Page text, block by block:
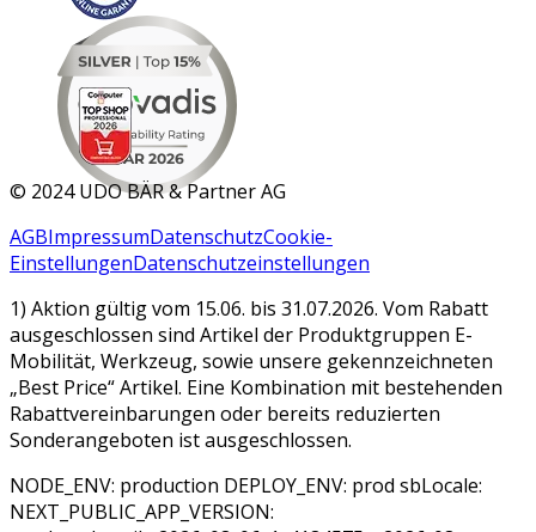
MAR 2026
© 2024 UDO BÄR & Partner AG
AGBImpressumDatenschutzCookie-
EinstellungenDatenschutzeinstellungen
1) Aktion gültig vom 15.06. bis 31.07.2026. Vom Rabatt
ausgeschlossen sind Artikel der Produktgruppen E-
Mobilität, Werkzeug, sowie unsere gekennzeichneten
„Best Price“ Artikel. Eine Kombination mit bestehenden
Rabattvereinbarungen oder bereits reduzierten
Sonderangeboten ist ausgeschlossen.
NODE_ENV: production DEPLOY_ENV: prod sbLocale:
NEXT_PUBLIC_APP_VERSION: